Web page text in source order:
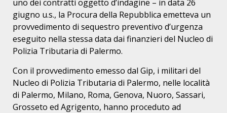
uno dei contratti oggetto d’indagine – in data 26
giugno u.s., la Procura della Repubblica emetteva un
provvedimento di sequestro preventivo d’urgenza
eseguito nella stessa data dai finanzieri del Nucleo di
Polizia Tributaria di Palermo.
Con il provvedimento emesso dal Gip, i militari del
Nucleo di Polizia Tributaria di Palermo, nelle località
di Palermo, Milano, Roma, Genova, Nuoro, Sassari,
Grosseto ed Agrigento, hanno proceduto ad